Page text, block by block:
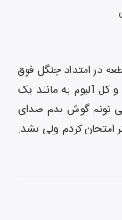
آلبوم بسیار دلنشینی و لذت بخش مخصوصا قطعه در امتداد جنگل فوق
العادست و یه نظم خاصی تو ترتیب آهنگاست و کل آلبوم به مانند یک
قطعه است. تنها نکته اینه که با صدای بلند نمی تونم گوش بدم صدای